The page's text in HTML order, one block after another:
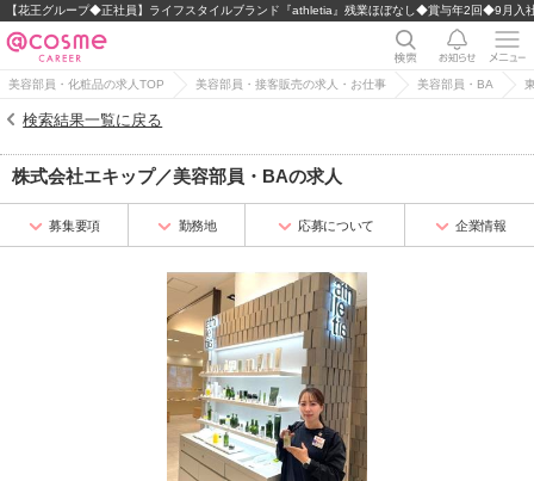
【花王グループ◆正社員】ライフスタイルブランド『athletia』残業ほぼなし◆賞与年2回◆9月入
美容部員・化粧品の求人TOP 美容部員・接客販売の求人・お仕事 美容部員・BA
検索結果一覧に戻る
株式会社エキップ／美容部員・BAの求人
募集要項 勤務地 応募について 企業情報